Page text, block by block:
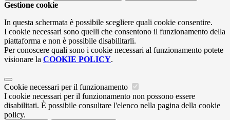
Gestione cookie
In questa schermata è possibile scegliere quali cookie consentire.
I cookie necessari sono quelli che consentono il funzionamento della
piattaforma e non è possibile disabilitarli.
Per conoscere quali sono i cookie necessari al funzionamento potete
visionare la COOKIE POLICY.
Cookie necessari per il funzionamento
I cookie necessari per il funzionamento non possono essere
disabilitati. È possibile consultare l'elenco nella pagina della cookie
policy.